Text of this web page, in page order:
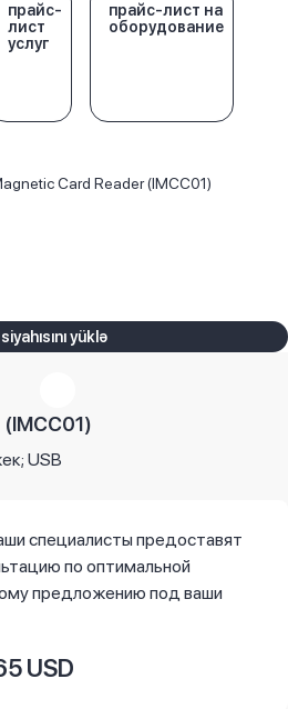
прайс-
лист
услуг
прайс-лист на
оборудование
Card Reader (IMCC01)
yüklə
USB
специалисты предоставят
по оптимальной
предложению под ваши
USD